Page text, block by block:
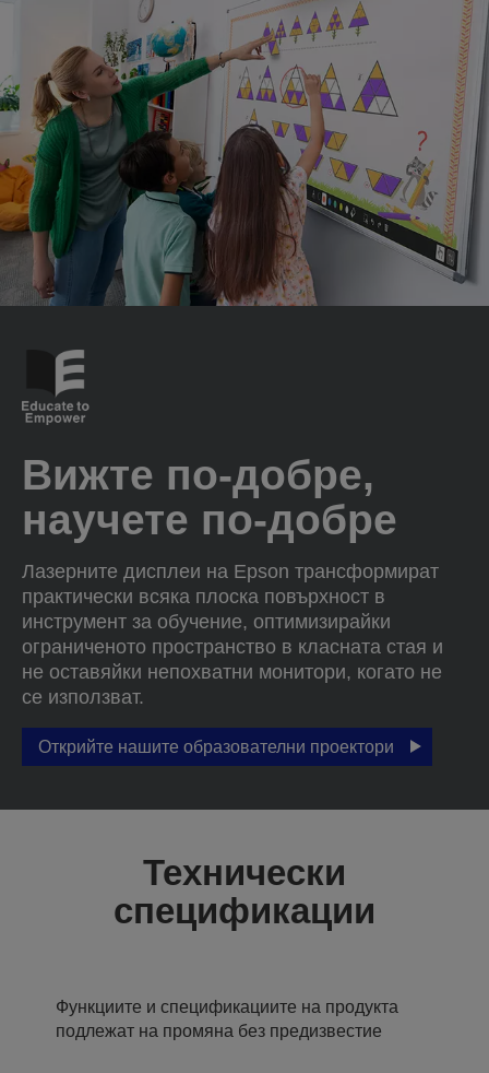
Вижте по-добре,
научете по-добре
Лазерните дисплеи на Epson трансформират
практически всяка плоска повърхност в
инструмент за обучение, оптимизирайки
ограниченото пространство в класната стая и
не оставяйки непохватни монитори, когато не
се използват.
Открийте нашите образователни проектори
Технически
спецификации
Функциите и спецификациите на продукта
подлежат на промяна без предизвестие